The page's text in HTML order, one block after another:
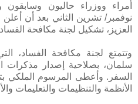
أمراء ووزراء حاليون
نوفمبر/ تشرين الثاني بعد أن
العزيز، تشكيل لجنة مكافحة
وتتمتع لجنة مكافحة الفساد،
سلمان، بصلاحية إصدار
السفر. وأعطى المرسوم الملكي
الأنظمة والتنظيمات والتعليمات